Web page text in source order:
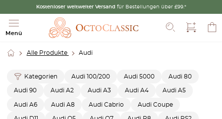
Kostenloser weltweiter Versand für Bestellungen über £99.*
Menü
Suche
Alle Produkte Audi
Kategorien Audi 100/200 Audi 5000 Audi 80
Audi 90 Audi A2 Audi A3 Audi A4 Audi A5
Audi A6 Audi A8 Audi Cabrio Audi Coupe